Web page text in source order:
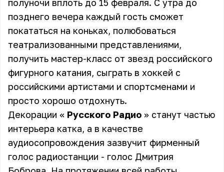
полуночи вплоть до 15 февраля. С утра до
позднего вечера каждый гость сможет
покататься на коньках, полюбоваться
театрализованными представлениями,
получить мастер-класс от звезд российского
фигурного катания, сыграть в хоккей с
российскими артистами и спортсменами и
просто хорошо отдохнуть.
Декорации « Русского Радио » станут частью
интерьера катка, а в качестве
аудиосопровождения зазвучит фирменный
голос радиостанции - голос Дмитрия